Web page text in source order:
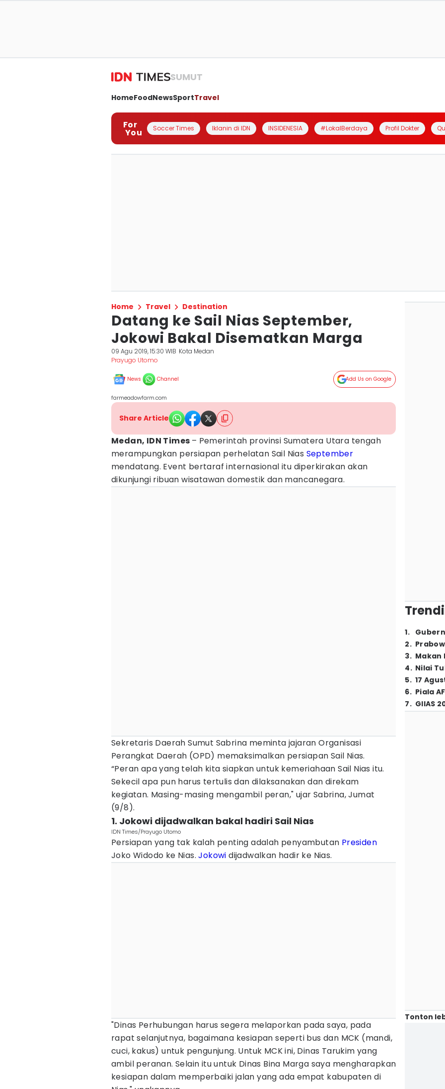
SUMUT
HomeFoodNewsSportTravel
For
You Soccer Times Iklanin di IDN INSIDENESIA #LokalBerdaya Profil Dokter
Home Travel Destination
Datang ke Sail Nias September,
Jokowi Bakal Disematkan Marga
09 Agu 2019, 15:30 WIB Kota Medan
Prayugo Utomo
News Channel Add Us on Google
farmeadowfarm.com
Share Article
Medan, IDN Times – Pemerintah provinsi Sumatera Utara tengah
merampungkan persiapan perhelatan Sail Nias September
mendatang. Event bertaraf internasional itu diperkirakan akan
dikunjungi ribuan wisatawan domestik dan mancanegara.
Sekretaris Daerah Sumut Sabrina meminta jajaran Organisasi
Perangkat Daerah (OPD) memaksimalkan persiapan Sail Nias.
“Peran apa yang telah kita siapkan untuk kemeriahaan Sail Nias itu.
Sekecil apa pun harus tertulis dan dilaksanakan dan direkam
kegiatan. Masing-masing mengambil peran," ujar Sabrina, Jumat
(9/8).
1. Jokowi dijadwalkan bakal hadiri Sail Nias
IDN Times/Prayugo Utomo
Persiapan yang tak kalah penting adalah penyambutan Presiden
Joko Widodo ke Nias.Jokowi dijadwalkan hadir ke Nias.
"Dinas Perhubungan harus segera melaporkan pada saya, pada
rapat selanjutnya, bagaimana kesiapan seperti bus dan MCK (mandi,
cuci, kakus) untuk pengunjung. Untuk MCK ini, Dinas Tarukim yang
ambil peranan. Selain itu untuk Dinas Bina Marga saya mengharapkan
kesiapan dalam memperbaiki jalan yang ada empat kabupaten di
1.
2.
3. Makan
4. Nilai
5. 17
6. Piala
7. GIIAS
Tonton